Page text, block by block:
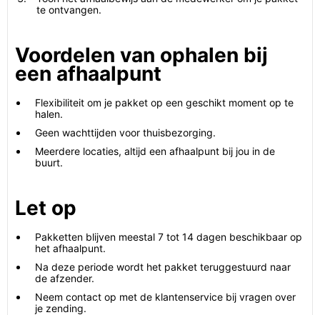
te ontvangen.
Voordelen van ophalen bij
een afhaalpunt
Flexibiliteit om je pakket op een geschikt moment op te
halen.
Geen wachttijden voor thuisbezorging.
Meerdere locaties, altijd een afhaalpunt bij jou in de
buurt.
Let op
Pakketten blijven meestal 7 tot 14 dagen beschikbaar op
het afhaalpunt.
Na deze periode wordt het pakket teruggestuurd naar
de afzender.
Neem contact op met de klantenservice bij vragen over
je zending.